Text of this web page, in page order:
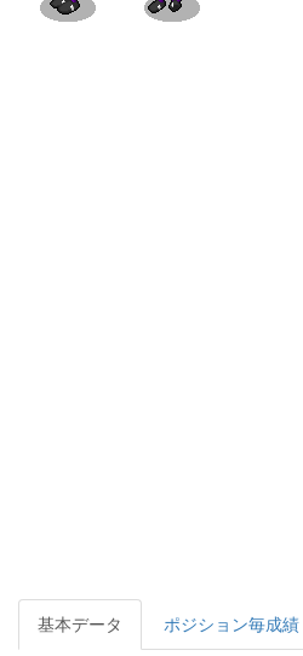
基本データ ポジション毎成績